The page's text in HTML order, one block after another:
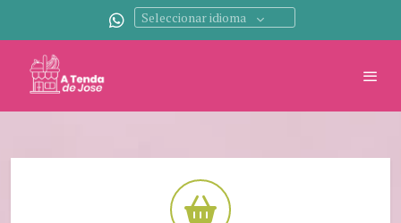
Seleccionar idioma